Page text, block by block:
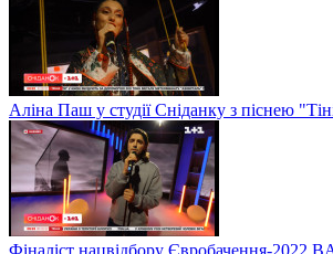
Аліна Паш у студії Сніданку з піснею
Фіналіст нацвідбору Євробачення-2022